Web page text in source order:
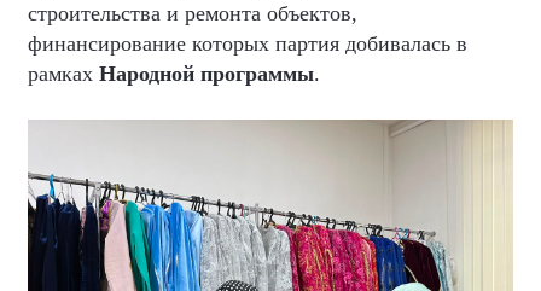
строительства и ремонта объектов,
финансирование которых партия добивалась в
рамках Народной программы.